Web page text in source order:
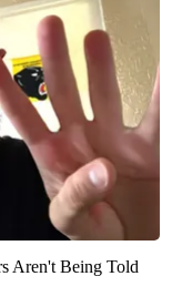
Aren't Being Told